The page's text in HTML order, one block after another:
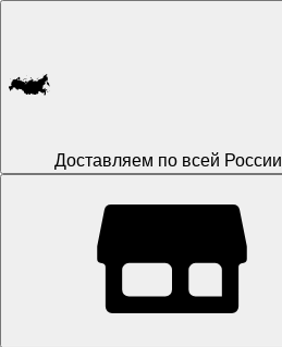
Доставляем по всей России